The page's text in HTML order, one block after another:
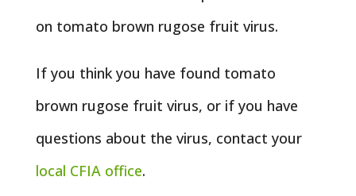
on tomato brown rugose fruit virus.
If you think you have found tomato
brown rugose fruit virus, or if you have
questions about the virus, contact your
local CFIA office.